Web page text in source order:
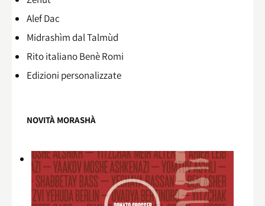
Alef Dac
Midrashìm dal Talmùd
Rito italiano Benè Romi​
Edizioni personalizzate
NOVITÀ MORASHÀ